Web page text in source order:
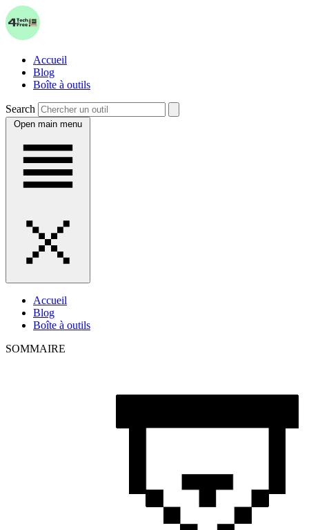
Accueil
Blog
Boîte à outils
Search
Open main menu
Accueil
Blog
Boîte à outils
SOMMAIRE